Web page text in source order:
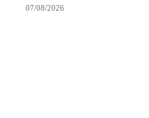
07/08/2026